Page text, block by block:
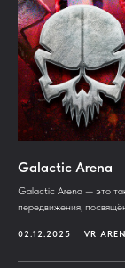
Galactic Arena
Galactic Arena — это
передвижения,
02.12.2025 VR